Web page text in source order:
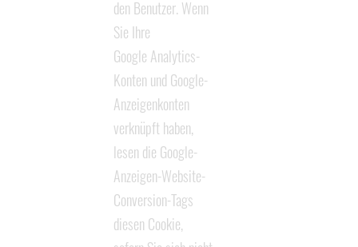
den Benutzer. Wenn
Sie Ihre
Google Analytics-
Konten und Google-
Anzeigenkonten
verknüpft haben,
lesen die Google-
Anzeigen-Website-
Conversion-Tags
diesen Cookie,